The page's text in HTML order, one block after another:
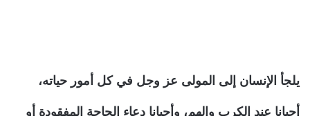
يلجأ الإنسان إلى المولى عز وجل في كل أمور حياته،
أحيانا عند الكرب والهم، وأحيانا دعاء الحاجة المفقودة أو